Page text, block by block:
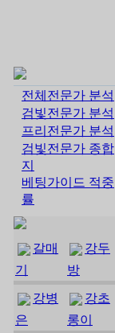
전체전문가 분석
검빛전문가 분석
프리전문가 분석
검빛전문가 종합
지
베팅가이드 적중
률
갈매
기
강두
방
강병
은
강초
롱이